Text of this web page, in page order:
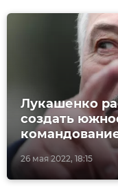
26 мая 2022, 18:15
Лукашенко
создать